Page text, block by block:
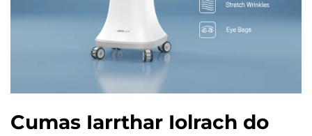
Cumas Iarrthar Iolrach do